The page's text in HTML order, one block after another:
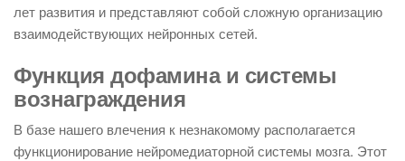
лет развития и представляют собой сложную организацию
взаимодействующих нейронных сетей.
Функция дофамина и системы
вознаграждения
В базе нашего влечения к незнакомому располагается
функционирование нейромедиаторной системы мозга. Этот